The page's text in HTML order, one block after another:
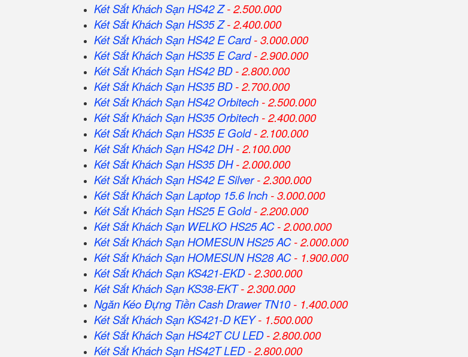
Két Sắt Khách Sạn HS42 Z- 2.500.000
Két Sắt Khách Sạn HS35 Z- 2.400.000
Két Sắt Khách Sạn HS42 E Card- 3.000.000
Két Sắt Khách Sạn HS35 E Card- 2.900.000
Két Sắt Khách Sạn HS42 BD- 2.800.000
Két Sắt Khách Sạn HS35 BD- 2.700.000
Két Sắt Khách Sạn HS42 Orbitech - 2.500.000
Két Sắt Khách Sạn HS35 Orbitech - 2.400.000
Két Sắt Khách Sạn HS35 E Gold- 2.100.000
Két Sắt Khách Sạn HS42 DH- 2.100.000
Két Sắt Khách Sạn HS35 DH- 2.000.000
Két Sắt Khách Sạn HS42 E Silver- 2.300.000
Két Sắt Khách Sạn Laptop 15.6 Inch - 3.000.000
Két Sắt Khách Sạn HS25 E Gold- 2.200.000
Két Sắt Khách Sạn WELKO HS25 AC- 2.000.000
Két Sắt Khách Sạn HOMESUN HS25 AC- 2.000.000
Két Sắt Khách Sạn HOMESUN HS28 AC- 1.900.000
Két Sắt Khách Sạn KS421-EKD- 2.300.000
Két Sắt Khách Sạn KS38-EKT- 2.300.000
Ngăn Kéo Đựng Tiền Cash Drawer TN10- 1.400.000
Két Sắt Khách Sạn KS421-D KEY- 1.500.000
Két Sắt Khách Sạn HS42T CU LED- 2.800.000
Két Sắt Khách Sạn HS42T LED- 2.800.000